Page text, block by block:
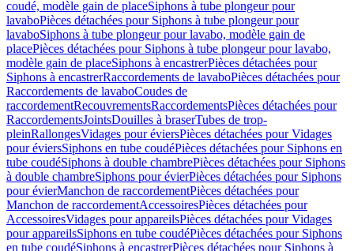
coudé, modèle gain de placeSiphons à tube plongeur pour
lavaboPièces détachées pour Siphons à tube plongeur pour
lavaboSiphons à tube plongeur pour lavabo, modèle gain de
placePièces détachées pour Siphons à tube plongeur pour lavabo,
modèle gain de placeSiphons à encastrerPièces détachées pour
Siphons à encastrerRaccordements de lavaboPièces détachées pour
Raccordements de lavaboCoudes de
raccordementRecouvrementsRaccordementsPièces détachées pour
RaccordementsJointsDouilles à braserTubes de trop-
pleinRallongesVidages pour éviersPièces détachées pour Vidages
pour éviersSiphons en tube coudéPièces détachées pour Siphons en
tube coudéSiphons à double chambrePièces détachées pour Siphons
à double chambreSiphons pour évierPièces détachées pour Siphons
pour évierManchon de raccordementPièces détachées pour
Manchon de raccordementAccessoiresPièces détachées pour
AccessoiresVidages pour appareilsPièces détachées pour Vidages
pour appareilsSiphons en tube coudéPièces détachées pour Siphons
en tube coudéSiphons à encastrerPièces détachées pour Siphons à